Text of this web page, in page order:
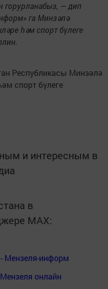
— дип
га Минзәлә
һәм спорт бүлеге
Республикасы Минзәлә
спорт бүлеге
и интересным в
в
MАХ:
Мензеля-информ
онлайн